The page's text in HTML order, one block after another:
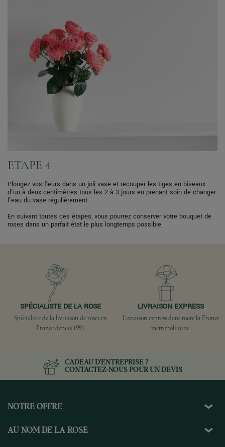
ETAPE 4
Plongez vos fleurs dans un joli vase et recouper les tiges en biseaux
d'un à deux centimètres tous les 2 à 3 jours en prenant soin de changer
l'eau du vase régulièrement.
En suivant toutes ces étapes, vous pourrez conserver votre bouquet de
roses dans un parfait état le plus longtemps possible.
SPÉCIALISTE DE LA ROSE
Spécialiste de la livraison de roses en
France depuis 1991
LIVRAISON EXPRESS
Livraison express dans toute la France
métropolitaine
CADEAU D'ENTREPRISE ?
CONTACTEZ-NOUSPOUR UN DEVIS
NOTRE OFFRE
AU NOM DE LA ROSE